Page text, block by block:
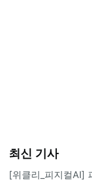
최신 기사
[위클리_피지컬AI]